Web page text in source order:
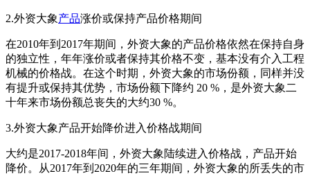
2.外资大象产品涨价或保持产品价格期间
在2010年到2017年期间，外资大象的产品价格依然在保持自身
的独立性，年年涨价或者保持其价格不变，基本没有介入工程
机械的价格战。在这个时期，外资大象的市场份额，同样并没
有提升或保持其优势，市场份额下降约 20 %，是外资大象二
十年来市场份额总丧失的大约30 %。
3.外资大象产品开始降价进入价格战期间
大约是2017-2018年间，外资大象陆续进入价格战，产品开始
降价。从2017年到2020年的三年期间，外资大象的所丢失的市